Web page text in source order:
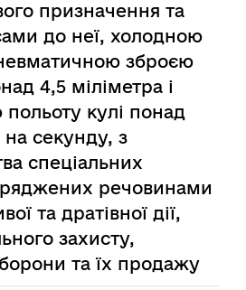
призначення та
до неї, холодною
зброєю
4,5 міліметра і
кулі понад
на секунду, з
спеціальних
речовинами
та дратівної дії,
захисту,
та їх продажу